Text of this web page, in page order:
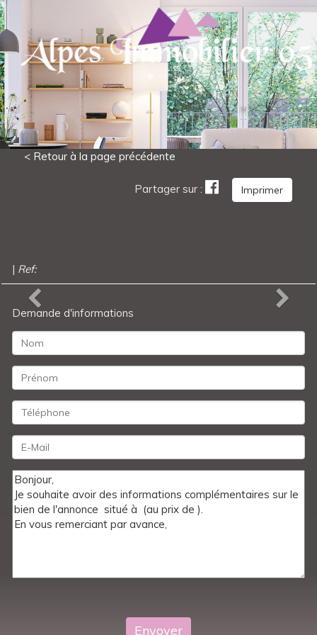
< Retour à la page précédente
Partager sur : Imprimer
| Ref:
Previous Next
Demande d'informations
Envoyer